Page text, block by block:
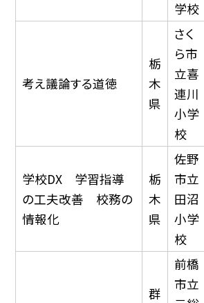
学校
考え議論する道徳
栃
木
県
さく
ら市
立喜
連川
小学
校
学校DX 学習指導
の工夫改善 校務の
情報化
栃
木
県
佐野
市立
田沼
小学
校
群
前橋
市立